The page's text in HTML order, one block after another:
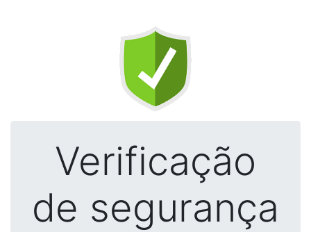
Verificação
de segurança